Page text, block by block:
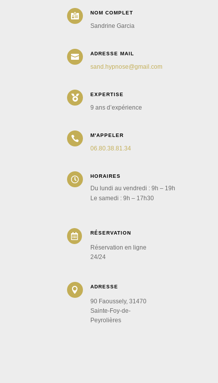
 NOM COMPLET
Sandrine Garcia
 ADRESSE MAIL
sand.hypnose@gmail.com
 EXPERTISE
9 ans d’expérience
 M'APPELER
06.80.38.81.34
 HORAIRES
Du lundi au vendredi : 9h – 19h
Le samedi : 9h – 17h30
 RÉSERVATION
Réservation en ligne
24/24
 ADRESSE
90 Faoussely, 31470
Sainte-Foy-de-
Peyrolières